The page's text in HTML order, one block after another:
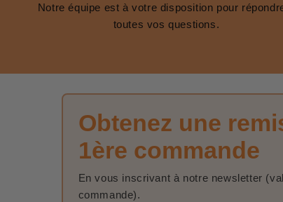
Notre équipe est à votre disposition pour
toutes vos questions.
Obtenez une
1ère commande
En vous inscrivant à notre newsletter
commande).